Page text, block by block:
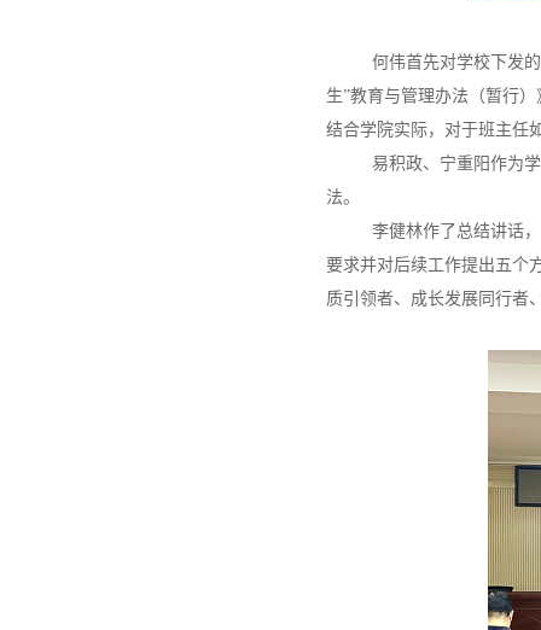
何伟首先对学校下发
生”教育与管理办法（暂行
结合学院实际，对于班主任
易积政、宁重阳作为
法。
李健林作了总结讲话
要求并对后续工作提出五个
质引领者、成长发展同行者